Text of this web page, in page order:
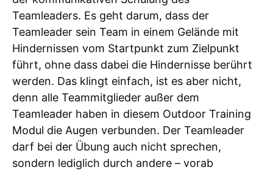
Teamleaders. Es geht darum, dass der
Teamleader sein Team in einem Gelände mit
Hindernissen vom Startpunkt zum Zielpunkt
führt, ohne dass dabei die Hindernisse berührt
werden. Das klingt einfach, ist es aber nicht,
denn alle Teammitglieder außer dem
Teamleader haben in diesem Outdoor Training
Modul die Augen verbunden. Der Teamleader
darf bei der Übung auch nicht sprechen,
sondern lediglich durch andere – vorab